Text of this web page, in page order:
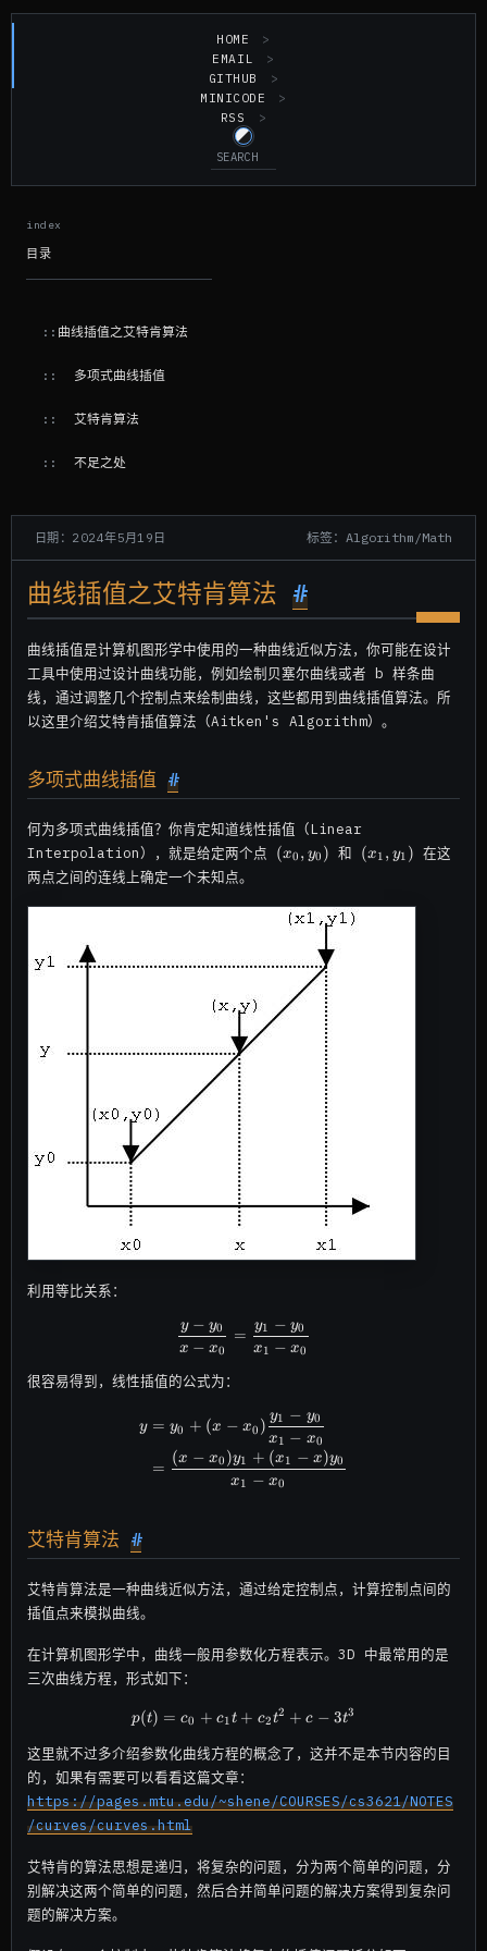
HOME
EMAIL
GITHUB
MINICODE
RSS
日期：2024年5月19日 标签：Algorithm/Math
曲线插值之艾特肯算法 #
曲线插值是计算机图形学中使用的一种曲线近似方法，你可能在设计
工具中使用过设计曲线功能，例如绘制贝塞尔曲线或者 b 样条曲
线，通过调整几个控制点来绘制曲线，这些都用到曲线插值算法。所
以这里介绍艾特肯插值算法（Aitken's Algorithm）。
多项式曲线插值 #
何为多项式曲线插值？你肯定知道线性插值（Linear
Interpolation），就是给定两个点 (x_0,
(x0 , y0 ) 和 (x_1,
(x1 , y1 ) 在这
两点之间的连线上确定一个未知点。
利用等比关系：
\frac{y - y_0}{x - x_0} =
x − x0
y − y0 =
x1 − x0
y1 − y0
很容易得到，线性插值的公式为：
\begin{aligned} y &= y_0 + (x
y = y0 + (x − x0 )
x1 − x0
y1 − y0
=
x1 − x0
(x − x0 )y1 + (x1 − x)y0
艾特肯算法 #
艾特肯算法是一种曲线近似方法，通过给定控制点，计算控制点间的
插值点来模拟曲线。
在计算机图形学中，曲线一般用参数化方程表示。3D 中最常用的是
三次曲线方程，形式如下：
p(t) = c_0 + c_1t + c_2t^2 + c-
p(t) = c0 + c1t + c2t2 + c − 3t3
这里就不过多介绍参数化曲线方程的概念了，这并不是本节内容的目
的，如果有需要可以看看这篇文章：
https://pages.mtu.edu/~shene/COURSES/cs3621/NOTES
/curves/curves.html
艾特肯的算法思想是递归，将复杂的问题，分为两个简单的问题，分
别解决这两个简单的问题，然后合并简单问题的解决方案得到复杂问
题的解决方案。
目录
曲线插值之艾特肯算法
多项式曲线插值
艾特肯算法
不足之处